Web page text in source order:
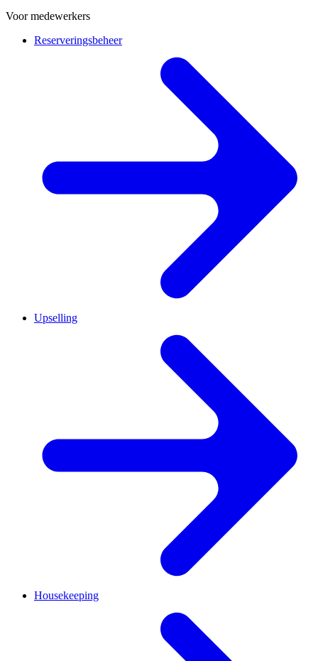
Voor medewerkers
Reserveringsbeheer
Upselling
Housekeeping